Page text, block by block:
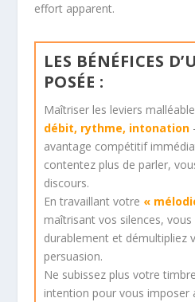
effort apparent.
LES BÉNÉFICES
POSÉE :
Maîtriser les leviers
débit, rythme, intonation
avantage compétitif
contentez plus de parler,
discours.
En travaillant votre «
maîtrisant vos silences, vous
durablement et démultipliez
persuasion.
Ne subissez plus votre
intention pour vous imposer